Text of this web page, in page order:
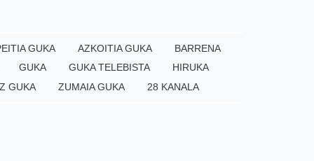
GUKA AZKOITIA GUKA
BARRENA
GUKA GUKA TELEBISTA
HIRUKA
GUKA ZUMAIA GUKA 28 KANALA